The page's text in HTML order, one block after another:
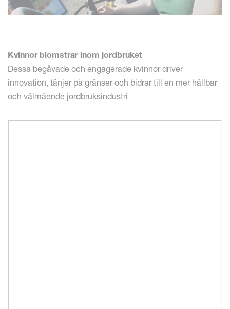
Kvinnor blomstrar inom jordbruket
Dessa begåvade och engagerade kvinnor driver
innovation, tänjer på gränser och bidrar till en mer hållbar
och välmående jordbruksindustri